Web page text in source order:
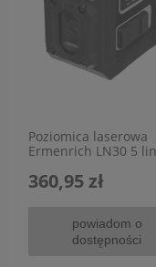
Poziomica laserowa
Ermenrich LN30 5
360,95 zł
powiadom o
dostępności